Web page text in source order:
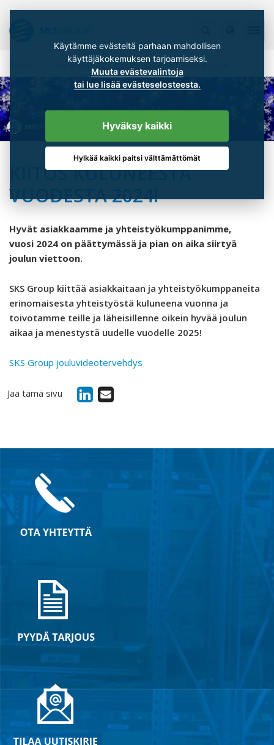
Uutishuone Kiitos kuluneesta vuodesta 2024!
KIITOS KULUNEESTA
VUODESTA 2024!
Hyvät asiakkaamme ja yhteistyökumppanimme,
vuosi 2024 on päättymässä ja pian on aika siirtyä
joulun viettoon.
SKS Group kiittää asiakkaitaan ja yhteistyökumppaneita
erinomaisesta yhteistyöstä kuluneena vuonna ja
toivotamme teille ja läheisillenne oikein hyvää joulun
aikaa ja menestystä uudelle vuodelle 2025!
SKS Group jouluvideotervehdys
Jaa tämä sivu
Käytämme evästeitä parhaan mahdollisen
Muuta evästevalintoja
tai lue lisää evästeselosteesta.
Hyväksy kaikki
Hylkää kaikki paitsi välttämättömät